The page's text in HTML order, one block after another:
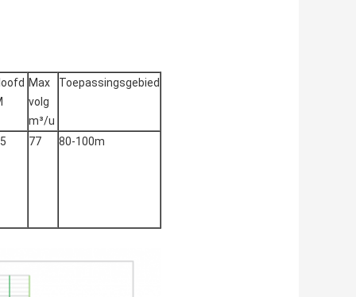
Max
volg
m³/u
Toepassingsgebied
77 80-100m